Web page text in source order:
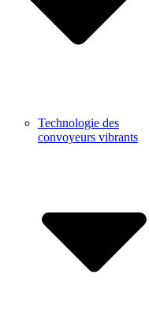
Technologie des
convoyeurs vibrants